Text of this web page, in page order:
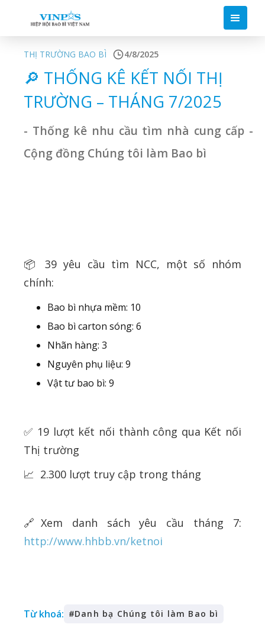
THỊ TRƯỜNG BAO BÌ 4/8/2025
🔎 THỐNG KÊ KẾT NỐI THỊ
TRƯỜNG – THÁNG 7/2025
- Thống kê nhu cầu tìm nhà cung cấp -
Cộng đồng Chúng tôi làm Bao bì
📦 39 yêu cầu tìm NCC, một số nhóm
chính:
Bao bì nhựa mềm: 10
Bao bì carton sóng: 6
Nhãn hàng: 3
Nguyên phụ liệu: 9
Vật tư bao bì: 9
✅ 19 lượt kết nối thành công qua Kết nối
Thị trường
📈 2.300 lượt truy cập trong tháng
🔗Xem danh sách yêu cầu tháng 7:
http://www.hhbb.vn/ketnoi
Từ khoá: #Danh bạ Chúng tôi làm Bao bì